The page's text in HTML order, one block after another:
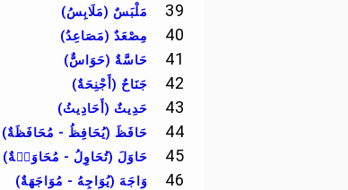
39 مَلْبَسٌ (مَلَابِسُ)
40 مِصْعَدٌ (مَصَاعِدُ)
41 حَاسَّةٌ (حَوَاسٌّ)
42 جَنَاحٌ (أَجْنِحَةٌ)
43 حَدِيثٌ (أَحَادِيثُ)
44 حَافَظَ (يُحَافِظُ - مُحَافَظَةٌ)
45 حَاوَلَ (تُحَاوِلُ - مُحَاوَلٙةٌ)
46 وَاجَهَ (يُوَاجِهُ - مُوَاجَهَةٌ)